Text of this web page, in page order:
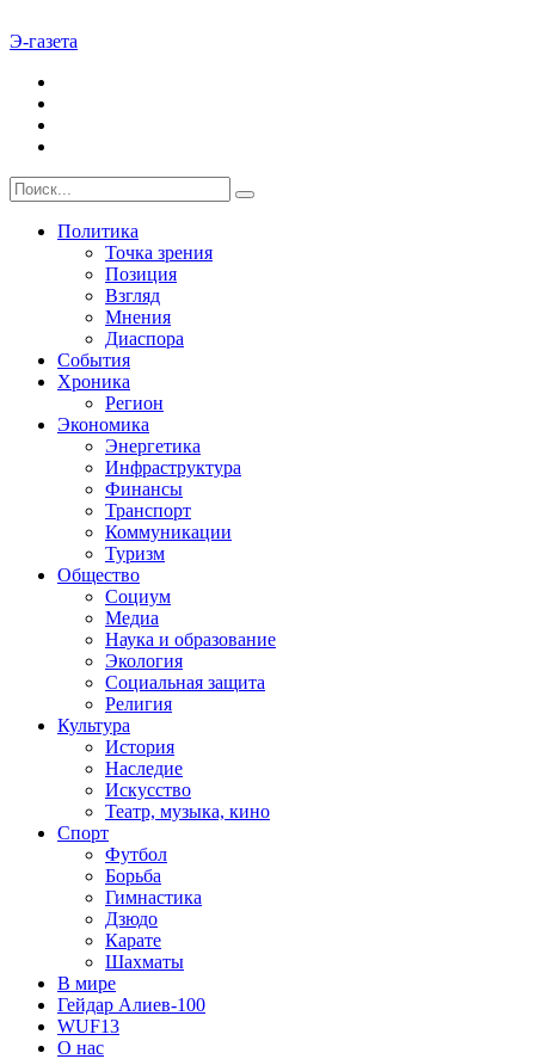
Э-газета
Политика
Точка зрения
Позиция
Взгляд
Мнения
Диаспора
События
Хроника
Регион
Экономика
Энергетика
Инфраструктура
Финансы
Транспорт
Коммуникации
Туризм
Общество
Социум
Медиа
Наука и образование
Экология
Социальная защита
Религия
Культура
История
Наследие
Искусство
Театр, музыка, кино
Спорт
Футбол
Борьба
Гимнастика
Дзюдо
Карате
Шахматы
В мире
Гейдар Алиев-100
WUF13
О нас